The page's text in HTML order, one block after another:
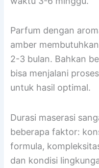
Parfum dengan
amber
2-3 bulan. Bahkan
bisa menjalani
untuk hasil optimal.
Durasi maserasi
beberapa faktor:
formula,
dan kondisi